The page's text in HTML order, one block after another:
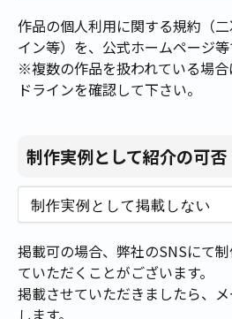
作品の個人利用に関する規約（
イン等）を、公式ホームページ
※複数の作品を扱われている場
ドラインを確認して下さい。
制作実例として紹介の可否
掲載可の場合、弊社のSNSにて
ていただくことがございます。
掲載させていただきましたら、
します。